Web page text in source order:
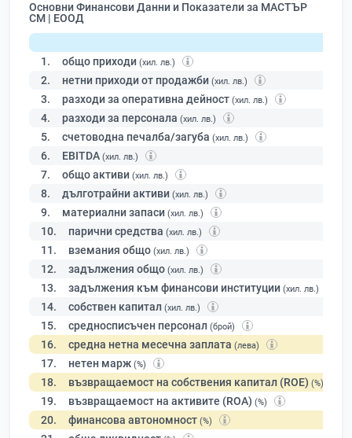
Основни Финансови Данни и Показатели за МАСТЪР
СМ | ЕООД
1. общо приходи (хил. лв.)
2. нетни приходи от продажби (хил. лв.)
3. разходи за оперативна дейност (хил. лв.)
4. разходи за персонала (хил. лв.)
5. счетоводна печалба/загуба (хил. лв.)
6. EBITDA (хил. лв.)
7. общо активи (хил. лв.)
8. дълготрайни активи (хил. лв.)
9. материални запаси (хил. лв.)
10. парични средства (хил. лв.)
11. вземания общо (хил. лв.)
12. задължения общо (хил. лв.)
13. задължения към финансови институции (хил. лв.)
14. собствен капитал (хил. лв.)
15. средносписъчен персонал (брой)
16. средна нетна месечна заплата (лева)
17. нетен марж (%)
18. възвращаемост на собствения капитал (ROE) (%)
19. възвращаемост на активите (ROA) (%)
20. финансова автономност (%)